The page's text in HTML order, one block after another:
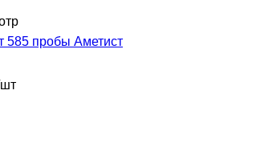
585 пробы Аметист